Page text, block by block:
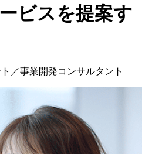
ビスを提案す
／事業開発コンサルタント